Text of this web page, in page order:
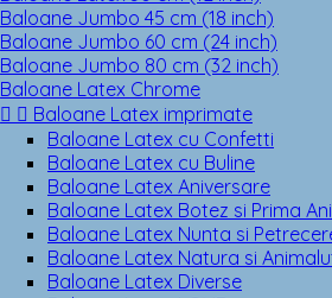
Baloane Jumbo 45 cm (18 inch)
Baloane Jumbo 60 cm (24 inch)
Baloane Jumbo 80 cm (32 inch)
Baloane Latex Chrome
  Baloane Latex imprimate
Baloane Latex cu Confetti
Baloane Latex cu Buline
Baloane Latex Aniversare
Baloane Latex Botez si Prima
Baloane Latex Nunta si
Baloane Latex Natura si
Baloane Latex Diverse